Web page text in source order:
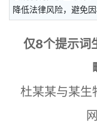
降低法律风险，避免
仅8个提示词
杜某某与某生